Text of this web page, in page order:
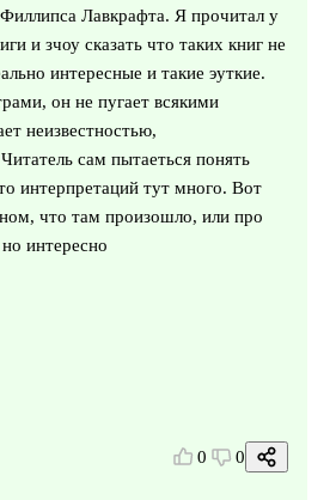
Лавкрафта. Я прочитал у
и зчоу сказать что таких книг не
интересные и такие эуткие.
он не пугает всякими
неизвестностью,
сам пытаеться понять
интерпретаций тут много. Вот
что там произошло, или про
интересно
0 0